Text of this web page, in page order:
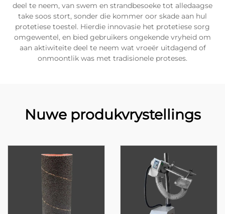
deel te neem, van swem en strandbesoeke tot alledaagse
take soos stort, sonder die kommer oor skade aan hul
protetiese toestel. Hierdie innovasie het protetiese sorg
omgewentel, en bied gebruikers ongekende vryheid om
aan aktiwiteite deel te neem wat vroeër uitdagend of
onmoontlik was met tradisionele proteses.
Nuwe produkvrystellings